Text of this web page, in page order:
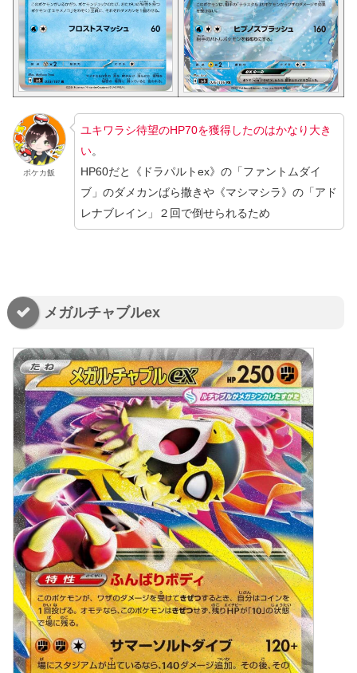
ポケカ飯
ユキワラシ待望のHP70を獲得したのはかなり大き
い。
HP60だと《ドラパルトex》の「ファントムダイ
ブ」のダメカンばら撒きや《マシマシラ》の「アド
レナブレイン」２回で倒せられるため
メガルチャブルex